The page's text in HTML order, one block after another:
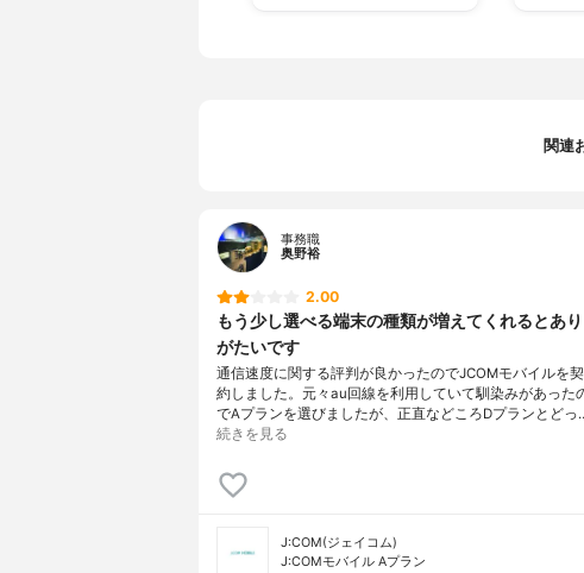
関連
事務職
奥野裕
2.00
もう少し選べる端末の種類が増えてくれるとあり
がたいです
通信速度に関する評判が良かったのでJCOMモバイルを契
約しました。元々au回線を利用していて馴染みがあった
でAプランを選びましたが、正直などころDプランとどっ
続きを見る
J:COM(ジェイコム)
J:COMモバイル Aプラン